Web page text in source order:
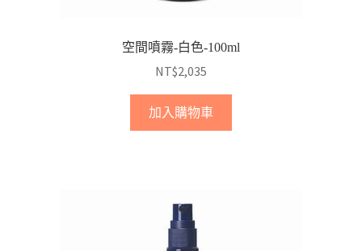
空間噴霧-白色-100ml
NT$2,035
加入購物車